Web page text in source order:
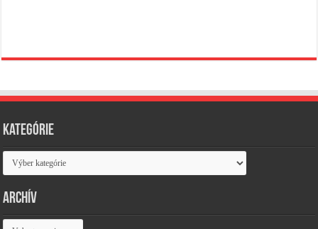
Kategórie
Kategórie
Archív
Archív